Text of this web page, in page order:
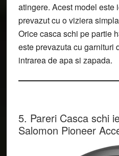
atingere. Acest model este
prevazut cu o viziera
Orice casca schi pe partie
este prevazuta cu garnituri
intrarea de apa si zapada.
5. Pareri Casca schi
Salomon Pioneer